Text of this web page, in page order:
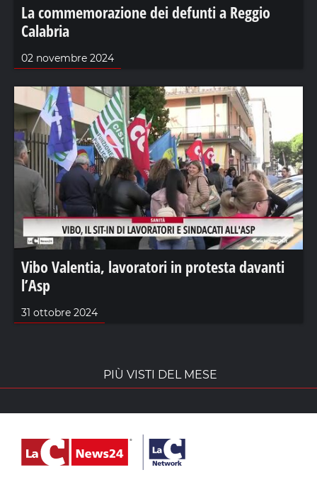
La commemorazione dei defunti a Reggio
Calabria
02 novembre 2024
Vibo Valentia, lavoratori in protesta davanti
l’Asp
31 ottobre 2024
PIÙ VISTI DEL MESE